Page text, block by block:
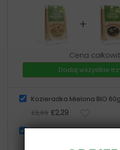
+
Cena
Dodaj wszystkie
Kozieradka Mielona BIO
£2,69 £2,29
Lubczyk Bio 20g Dary Natury